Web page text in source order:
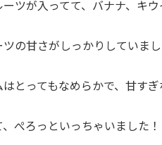
ツが入ってて、バナナ、キウ
の甘さがしっかりしていまし
とってもなめらかで、甘す
ぺろっといっちゃいました！